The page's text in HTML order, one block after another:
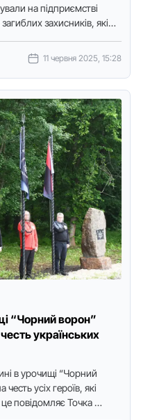
на підприємстві
захисників, які
11 червня 2025, 15:28
“Чорний ворон”
українських
в уpочищі “Чоpний
усіх геpоїв, які
повідомляє Точка …